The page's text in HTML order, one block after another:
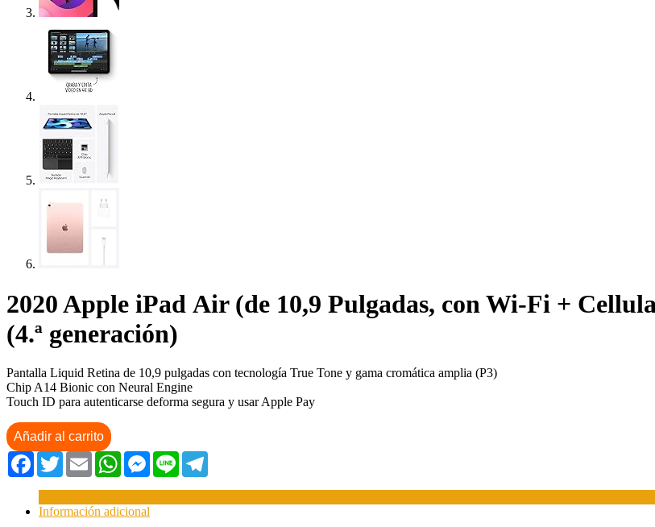
2020 Apple iPad Air (de 10,9 Pulgadas, con Wi-Fi +
(4.ª generación)
Pantalla Liquid Retina de 10,9 pulgadas con tecnología True Tone y gama cromática amplia (P3)
Chip A14 Bionic con Neural Engine
Touch ID para autenticarse deforma segura y usar Apple Pay
Añadir al carrito
Facebook
TwitterEmail WhatsAppMessenger
Line
Información adicional